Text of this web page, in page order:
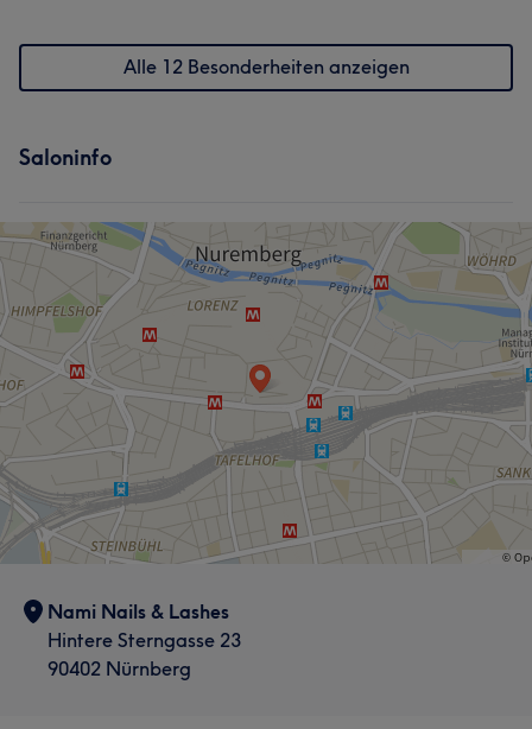
Professionell 7 Freundlich 5 Talentiert
Alle 12 Besonderheiten anzeigen
Saloninfo
Nami Nails & Lashes
Hintere Sterngasse 23
90402 Nürnberg